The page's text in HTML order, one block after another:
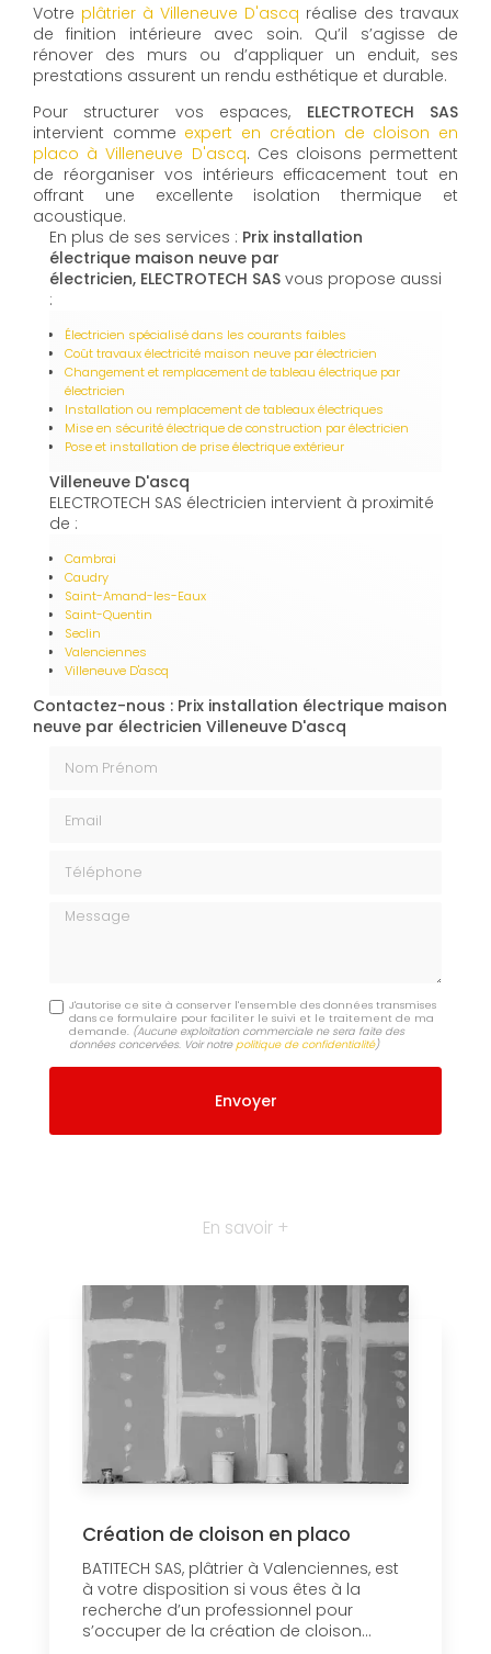
Votre plâtrier à Villeneuve D'ascq réalise des travaux
de finition intérieure avec soin. Qu’il s’agisse de
rénover des murs ou d’appliquer un enduit, ses
prestations assurent un rendu esthétique et durable.
Pour structurer vos espaces, ELECTROTECH SAS
intervient comme expert en création de cloison en
placo à Villeneuve D'ascq. Ces cloisons permettent
de réorganiser vos intérieurs efficacement tout en
offrant une excellente isolation thermique et
acoustique.
En plus de ses services : Prix installation
électrique maison neuve par
électricien, ELECTROTECH SAS vous propose aussi
:
Électricien spécialisé dans les courants faibles
Coût travaux électricité maison neuve par électricien
Changement et remplacement de tableau électrique par
électricien
Installation ou remplacement de tableaux électriques
Mise en sécurité électrique de construction par électricien
Pose et installation de prise électrique extérieur
Villeneuve D'ascq
ELECTROTECH SAS électricien intervient à proximité
de :
Cambrai
Caudry
Saint-Amand-les-Eaux
Saint-Quentin
Seclin
Valenciennes
Villeneuve D'ascq
Contactez-nous : Prix installation électrique maison
neuve par électricien Villeneuve D'ascq
Message
J'autorise ce site à conserver l'ensemble des données transmises
dans ce formulaire pour faciliter le suivi et le traitement de ma
demande. (Aucune exploitation commerciale ne sera faite des
données concervées. Voir notrepolitique de confidentialité)
En savoir +
Création de cloison en placo
BATITECH SAS, plâtrier à Valenciennes, est
à votre disposition si vous êtes à la
recherche d’un professionnel pour
s’occuper de la création de cloison...